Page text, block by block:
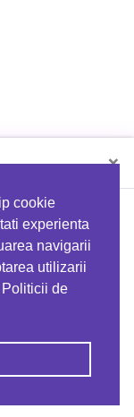
cookie
experienta
navigarii
utilizarii
de
×
codul